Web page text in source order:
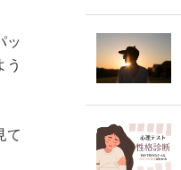
ッ
う
て